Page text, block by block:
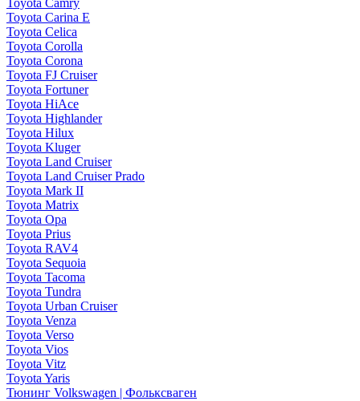
Toyota Camry
Toyota Carina E
Toyota Celica
Toyota Corolla
Toyota Corona
Toyota FJ Cruiser
Toyota Fortuner
Toyota HiAce
Toyota Highlander
Toyota Hilux
Toyota Kluger
Toyota Land Cruiser
Toyota Land Cruiser Prado
Toyota Mark II
Toyota Matrix
Toyota Opa
Toyota Prius
Toyota RAV4
Toyota Sequoia
Toyota Tacoma
Toyota Tundra
Toyota Urban Cruiser
Toyota Venza
Toyota Verso
Toyota Vios
Toyota Vitz
Toyota Yaris
Тюнинг Volkswagen | Фольксваген